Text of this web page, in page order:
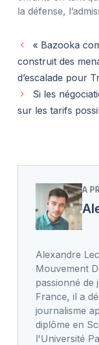
la défense,
« Bazooka
construit des
d’escalade pour
Si les
sur les tarifs
A
Alexandre
Mouvement
passionné de
France, il a
journalisme
diplôme en
l'Université